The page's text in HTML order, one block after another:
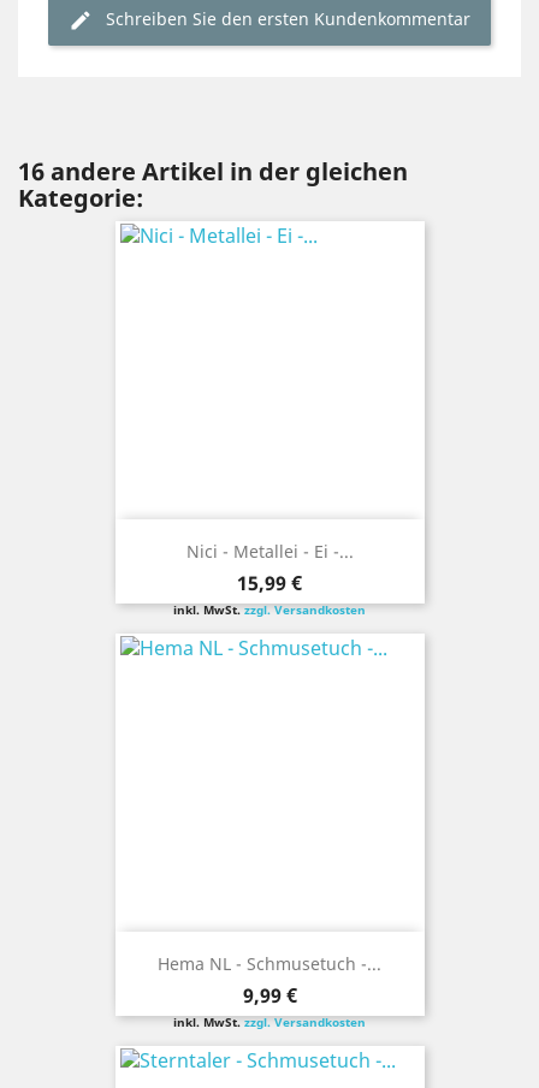
Schreiben Sie den ersten Kundenkommentar
16 andere Artikel in der gleichen
Kategorie:
Nici - Metallei - Ei -...
Preis
15,99 €
inkl. MwSt.zzgl. Versandkosten
Hema NL - Schmusetuch -...
Preis
9,99 €
inkl. MwSt.zzgl. Versandkosten